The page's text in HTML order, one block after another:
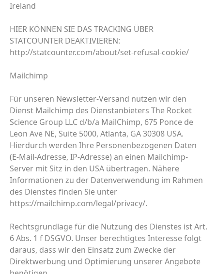
Ireland
HIER KÖNNEN SIE DAS TRACKING ÜBER
STATCOUNTER DEAKTIVIEREN:
http://statcounter.com/about/set-refusal-cookie/
Mailchimp
Für unseren Newsletter-Versand nutzen wir den
Dienst Mailchimp des Dienstanbieters The Rocket
Science Group LLC d/b/a MailChimp, 675 Ponce de
Leon Ave NE, Suite 5000, Atlanta, GA 30308 USA.
Hierdurch werden Ihre Personenbezogenen Daten
(E-Mail-Adresse, IP-Adresse) an einen Mailchimp-
Server mit Sitz in den USA übertragen. Nähere
Informationen zu der Datenverwendung im Rahmen
des Dienstes finden Sie unter
https://mailchimp.com/legal/privacy/.
Rechtsgrundlage für die Nutzung des Dienstes ist Art.
6 Abs. 1 f DSGVO. Unser berechtigtes Interesse folgt
daraus, dass wir den Einsatz zum Zwecke der
Direktwerbung und Optimierung unserer Angebote